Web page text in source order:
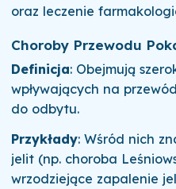
oraz leczenie
Choroby Przewodu
Definicja: Obejmują
wpływających na
do odbytu.
Przykłady: Wśród nich
jelit (np. choroba
wrzodziejące zapalenie